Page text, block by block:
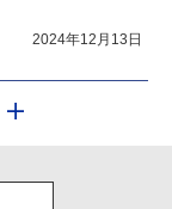
2024年12月13日